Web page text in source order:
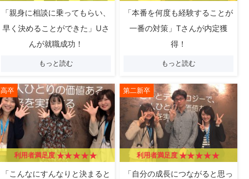
「親身に相談に乗ってもらい、
早く決めることができた」Uさ
んが就職成功！
もっと読む
「本番を何度も経験することが
一番の対策」Tさんが内定獲
得！
もっと読む
高卒
利用者満足度
「こんなにすんなりと決まると
第二新卒
利用者満足度
「自分の成長につながると思っ